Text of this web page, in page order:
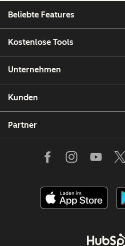
Beliebte Features
Kostenlose Tools
Unternehmen
Kunden
Partner